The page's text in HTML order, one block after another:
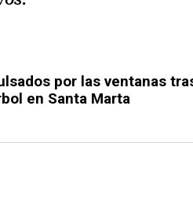
por las ventanas
en Santa Marta